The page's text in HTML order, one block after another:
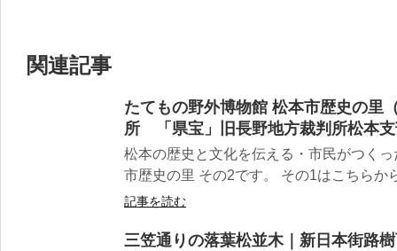
関連記事
たてもの野外博物館 松本市歴史の里
所 「県宝」旧長野地方裁判所松本
松本の歴史と文化を伝える・市民がつく
市歴史の里 その2です。 その1はこちらか
記事を読む
三笠通りの落葉松並木｜新日本街路